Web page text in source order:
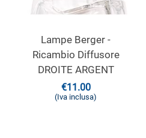
Lampe Berger -
Ricambio Diffusore
DROITE ARGENT
€11.00
(Iva inclusa)